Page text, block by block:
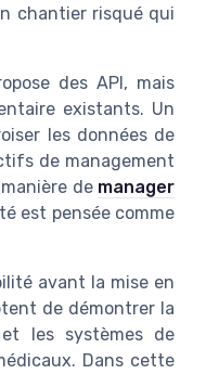
chantier risqué qui
des API, mais
existants. Un
les données de
de management
de manager
est pensée comme
avant la mise en
de démontrer la
les systèmes de
Dans cette